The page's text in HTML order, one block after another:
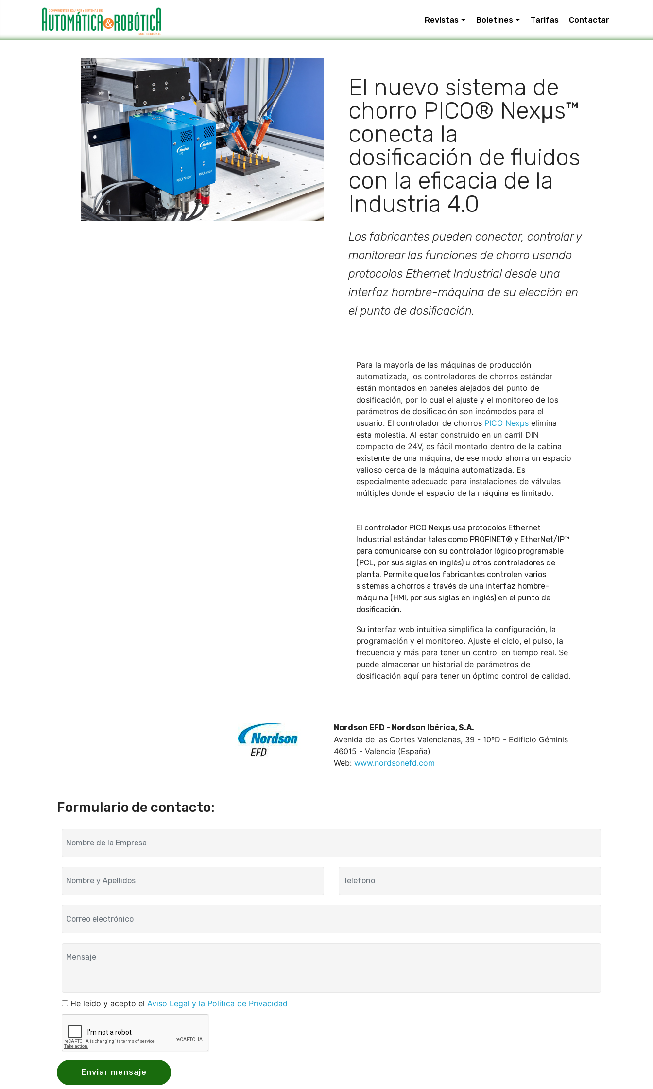
Revistas Boletines Tarifas Contactar
El nuevo sistema de
chorro PICO® Nexμs™
conecta la
dosificación de fluidos
con la eficacia de la
Industria 4.0
Los fabricantes pueden conectar, controlar y
monitorear las funciones de chorro usando
protocolos Ethernet Industrial desde una
interfaz hombre-máquina de su elección en
el punto de dosificación.
Para la mayoría de las máquinas de producción
automatizada, los controladores de chorros estándar
están montados en paneles alejados del punto de
dosificación, por lo cual el ajuste y el monitoreo de los
parámetros de dosificación son incómodos para el
usuario. El controlador de chorros PICO Nexμs elimina
esta molestia. Al estar construido en un carril DIN
compacto de 24V, es fácil montarlo dentro de la cabina
existente de una máquina, de ese modo ahorra un espacio
valioso cerca de la máquina automatizada. Es
especialmente adecuado para instalaciones de válvulas
múltiples donde el espacio de la máquina es limitado.
El controlador PICO Nexμs usa protocolos Ethernet
Industrial estándar tales como PROFINET® y EtherNet/IP™
para comunicarse con su controlador lógico programable
(PCL, por sus siglas en inglés) u otros controladores de
planta. Permite que los fabricantes controlen varios
sistemas a chorros a través de una interfaz hombre-
máquina (HMI, por sus siglas en inglés) en el punto de
dosificación.
Su interfaz web intuitiva simplifica la configuración, la
programación y el monitoreo. Ajuste el ciclo, el pulso, la
frecuencia y más para tener un control en tiempo real. Se
puede almacenar un historial de parámetros de
dosificación aquí para tener un óptimo control de calidad.
Nordson EFD - Nordson Ibérica, S.A.
Avenida de las Cortes Valencianas, 39 - 10ºD - Edificio Géminis
46015 - València (España)
Web: www.nordsonefd.com
Formulario de contacto:
He leído y acepto el Aviso Legal y la Política de Privacidad
Enviar mensaje